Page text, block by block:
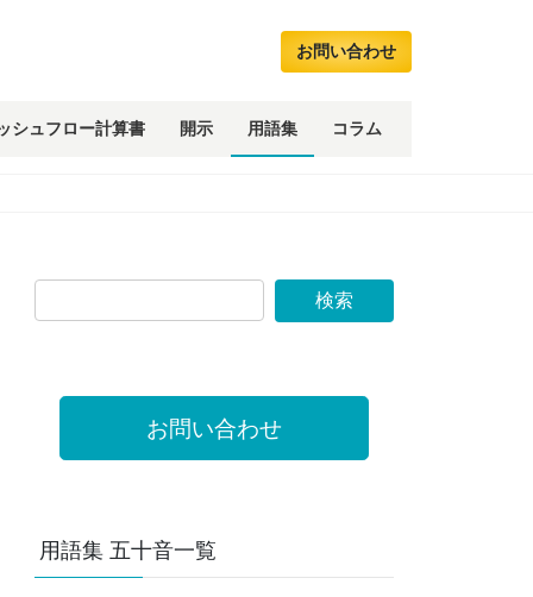
お問い合わせ
シュフロー計算書 開示 用語集 コラム
お問い合わせ
用語集 五十音一覧